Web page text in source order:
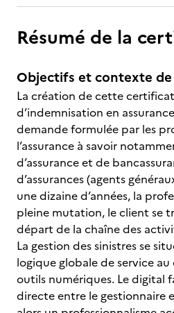
Résumé de la
Objectifs et contexte
La création de cette
d’indemnisation en
demande formulée par les
l’assurance à savoir
d’assurance et de
d’assurances (agents
une dizaine d’années, la
pleine mutation, le client se
départ de la chaîne des
La gestion des sinistres se
logique globale de service
outils numériques. Le digital
directe entre le gestionnaire